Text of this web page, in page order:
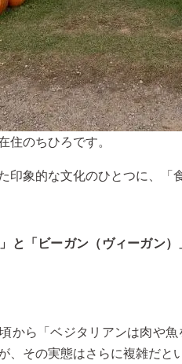
住のちひろです。
印象的な文化のひとつに、「
と「ビーガン（ヴィーガン
から「ベジタリアンは肉や
、その実態はさらに複雑だと